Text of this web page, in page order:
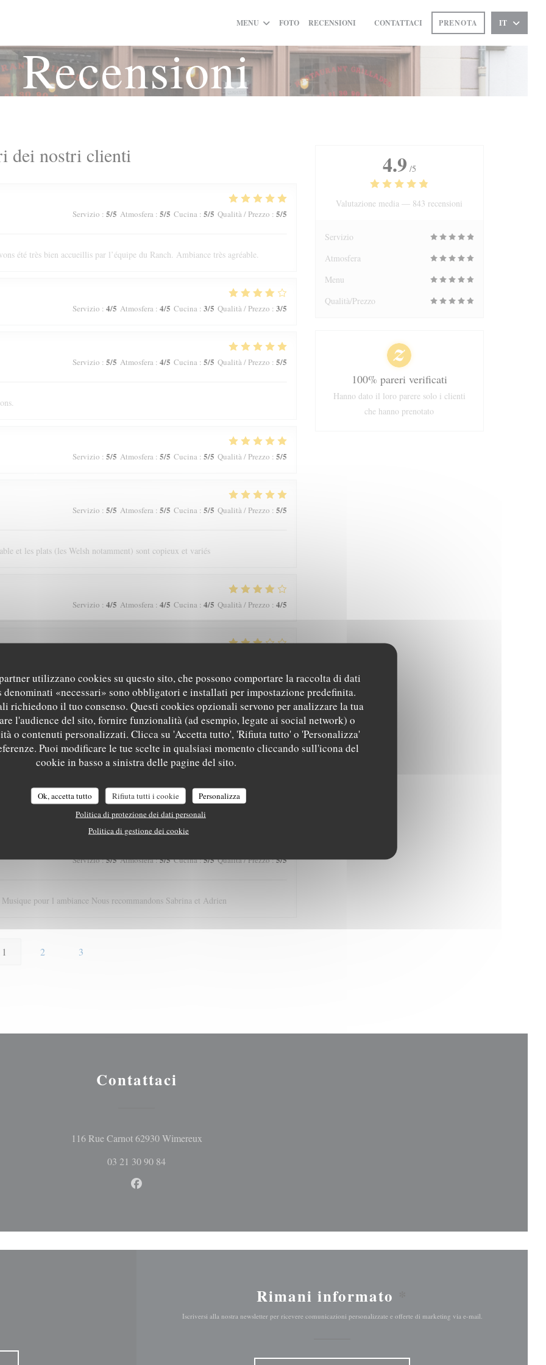
utilizzano cookies su questo sito, che possono comportare la raccolta di dati
«necessari» sono obbligatori e installati per impostazione predefinita.
richiedono il tuo consenso. Questi cookies opzionali servono per analizzare la tua
l'audience del sito, fornire funzionalità (ad esempio, legate ai social network) o
o contenuti personalizzati. Clicca su 'Accetta tutto', 'Rifiuta tutto' o 'Personalizza'
Puoi modificare le tue scelte in qualsiasi momento cliccando sull'icona del
cookie in basso a sinistra delle pagine del sito.
Ok, accetta tutto Rifiuta tutti i cookie
Personalizza
Politica di protezione dei dati personali
Politica di gestione dei cookie
MENU FOTO RECENSIONI
((APRE UNA NUOVA FINESTRA))
CONTATTACI PRENOTA IT
Recensioni
dei nostri clienti
Servizio : 5/5 Atmosfera: 5/5 Cucina: 5/5 Qualità / Prezzo : 5/5
été très bien accueillis par l’équipe du Ranch. Ambiance très agréable.
Servizio : 4/5 Atmosfera: 4/5 Cucina: 3/5 Qualità / Prezzo : 3/5
Servizio : 5/5 Atmosfera: 4/5 Cucina: 5/5 Qualità / Prezzo : 5/5
Servizio : 5/5 Atmosfera: 5/5 Cucina: 5/5 Qualità / Prezzo : 5/5
Servizio : 5/5 Atmosfera: 5/5 Cucina: 5/5 Qualità / Prezzo : 5/5
et les plats (les Welsh notamment) sont copieux et variés
Servizio : 4/5 Atmosfera: 4/5 Cucina: 4/5 Qualità / Prezzo : 4/5
Servizio:5/5 Atmosfera: 5/5 Cucina:4/5 Qualità / Prezzo: 4/5
Servizio 5/5 Atmosfera:5/5 Cucina:4/5 Qualità / Prezzo
Servizio:5/5 Atmosfera:5/5 Cucina:5/5 Qualità / Prezzo:5/5
pour l ambiance Nous recommandons Sabrina et Adrien
1 2 3
4.9 /5
Valutazione media — 843 recensioni
Servizio
Atmosfera
Menu
Qualità/Prezzo
100% pareri verificati
Hanno dato il loro parere solo i clienti
che hanno prenotato
Contattaci
116 Rue Carnot 62930 Wimereux((apre una nuova finestra))
03 21 30 90 84
Facebook ((apre una nuova finestra))
Rimani informato
Iscriversi alla nostra newsletter per ricevere comunicazioni personalizzate e offerte di marketing via e-mail.